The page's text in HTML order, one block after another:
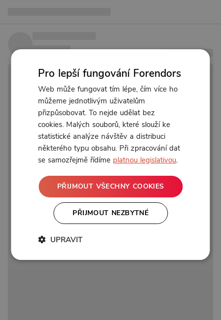
Pro lepší fungování Forendors
Web může fungovat tím lépe, čím více ho
můžeme jednotlivým uživatelům
přizpůsobovat. To nejde udělat bez
cookies. Malých souborů, které slouží ke
statistické analýze návštěv a distribuci
některého typu obsahu. Při zpracování dat
se samozřejmě řídíme platnou legislativou.
PŘIJMOUT VŠECHNY COOKIES
PŘIJMOUT NEZBYTNÉ
UPRAVIT